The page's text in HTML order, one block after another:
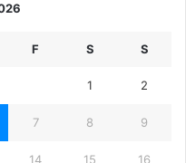
F S S
1 2
7 8 9
14 15 16